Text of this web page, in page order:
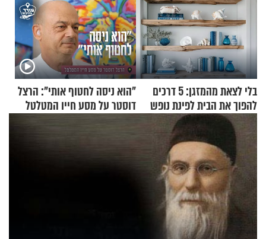
בלי לצאת מהמזגן: 5 דרכים
להפוך את הבית לפינת נופש
מעוצבת
"הוא ניסה לחטוף אותי": הרצל
דוסטר על מסע חייו המטלטל